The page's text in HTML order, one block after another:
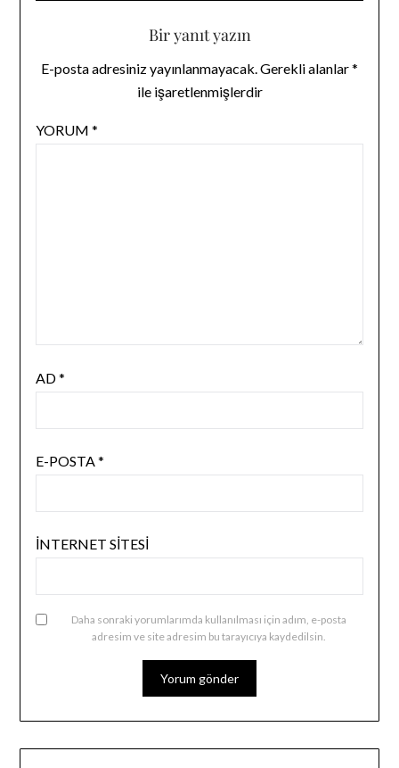
Bir yanıt yazın
E-posta adresiniz yayınlanmayacak.Gerekli alanlar*
ile işaretlenmişlerdir
YORUM *
AD*
E-POSTA*
İNTERNET SITESI
Daha sonraki yorumlarımda kullanılması için adım, e-posta
adresim ve site adresim bu tarayıcıya kaydedilsin.